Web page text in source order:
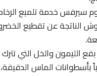
خدمة تلميع
الناتجة عن تقطيع
الليمون والخل التي تترك
الماس الدقيقة،